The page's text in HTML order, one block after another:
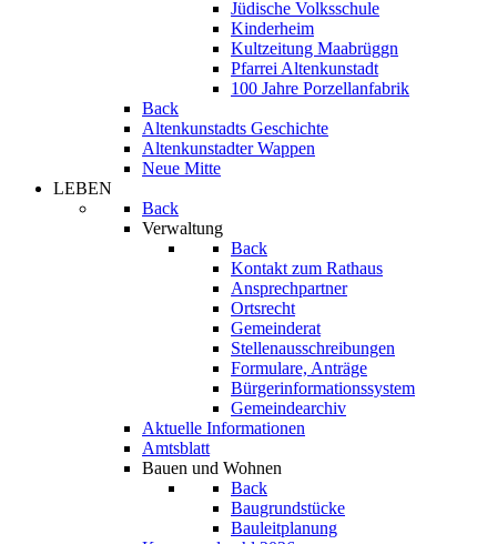
Jüdische Volksschule
Kinderheim
Kultzeitung Maabrüggn
Pfarrei Altenkunstadt
100 Jahre Porzellanfabrik
Back
Altenkunstadts Geschichte
Altenkunstadter Wappen
Neue Mitte
LEBEN
Back
Verwaltung
Back
Kontakt zum Rathaus
Ansprechpartner
Ortsrecht
Gemeinderat
Stellenausschreibungen
Formulare, Anträge
Bürgerinformationssystem
Gemeindearchiv
Aktuelle Informationen
Amtsblatt
Bauen und Wohnen
Back
Baugrundstücke
Bauleitplanung